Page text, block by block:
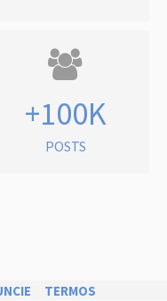
+100K
POSTS
TERMOS